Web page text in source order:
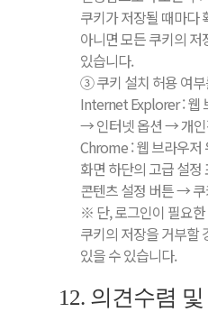
쿠키가 저장될 때마다
아니면 모든 쿠키의 저
있습니다.
③ 쿠키 설치 허용 여
Internet Explorer : 웹
→ 인터넷 옵션 → 개
Chrome : 웹 브라우
화면 하단의 고급 설
콘텐츠 설정 버튼 → 쿠
※ 단, 로그인이 필요
쿠키의 저장을 거부할
있을 수 있습니다.
12. 의견수렴